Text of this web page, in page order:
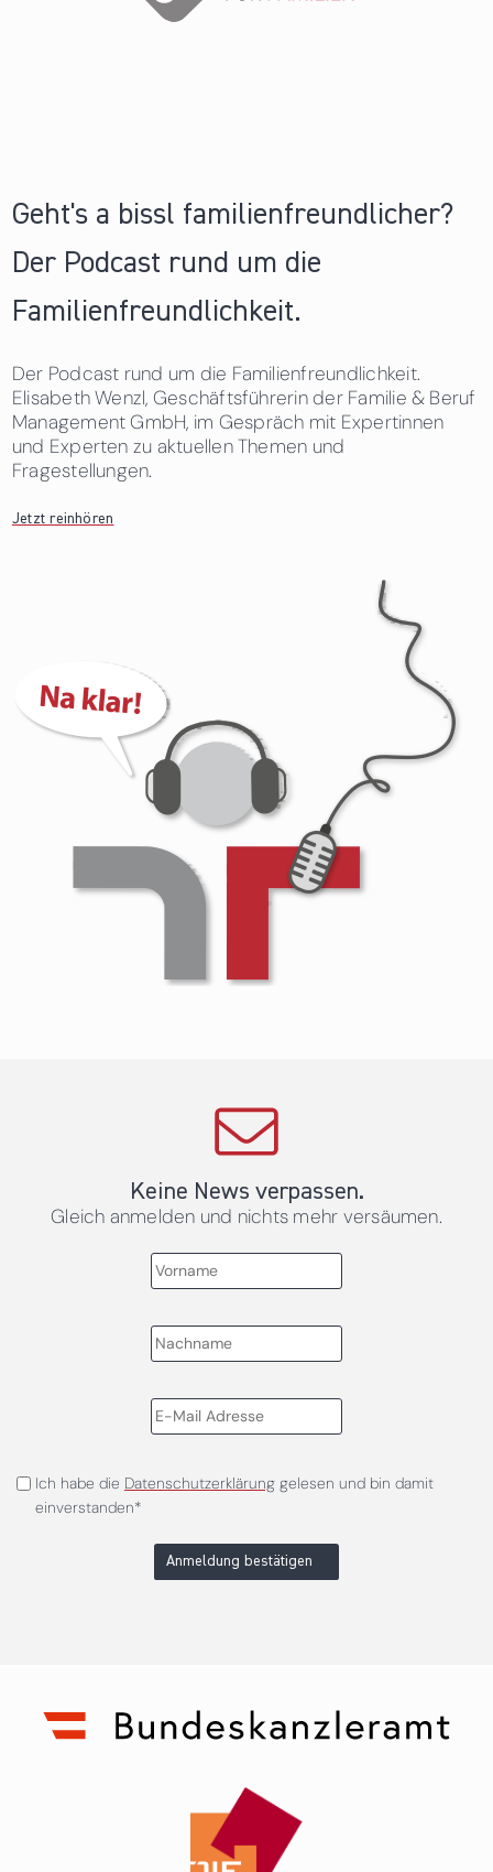
Geht's a bissl familienfreundlicher?
Der Podcast rund um die
Familienfreundlichkeit.
Der Podcast rund um die Familienfreundlichkeit.
Elisabeth Wenzl, Geschäftsführerin der Familie & Beruf
Management GmbH, im Gespräch mit Expertinnen
und Experten zu aktuellen Themen und
Fragestellungen.
Jetzt reinhören
Keine News verpassen.
Gleich anmelden und nichts mehr versäumen.
Ich habe die Datenschutzerklärunggelesen und bin damit
einverstanden*
Anmeldung bestätigen